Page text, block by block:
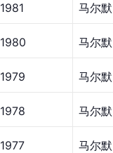
1981 马尔默
1980 马尔默
1979 马尔默
1978 马尔默
1977 马尔默